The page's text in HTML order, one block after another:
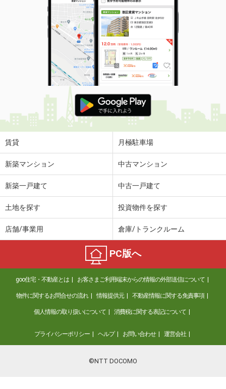
三重県四日市市高浜新町
価 格
4.20万円
住 所
三重県四日市市高浜新町
専有面積 23.18m²
間取り
1K
三重県四日市市高浜新町
価 格
4万円
住 所
三重県四日市市高浜新町
専有面積
三重県四日市市高浜新町
4.20万円
4.50万円
住 所
三重県三重郡朝日町大字縄生
専有面積 23.61m²
間取り
1K
三重県四日市市高浜新町
価 格
4万円
住 所
三重県四日市市高浜新町
賃貸 月極駐車場
新築マンション 中古マンション
新築一戸建て 中古一戸建て
土地を探す 投資物件を探す
店舗/事業用 倉庫/トランクルーム
PC版へ
goo住宅・不動産とは お客さまご利用端末からの情報の外部送信について
物件に関するお問合せの流れ 情報提供元 不動産情報に関する免責事項
個人情報の取り扱いについて 消費税に関する表記について
プライバシーポリシー ヘルプ お問い合わせ 運営会社
©NTT DOCOMO